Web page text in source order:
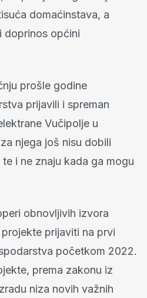
domaćinstava, a
doprinos općini
prošle godine
prijavili i spreman
Vučipolje u
njega još nisu dobili
i ne znaju kada ga mogu
obnovljivih izvora
prijaviti na prvi
početkom 2022.
prema zakonu iz
niza novih važnih